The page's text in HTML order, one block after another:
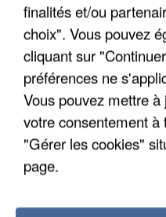
finalités et/ou
choix". Vous pouvez
cliquant sur
préférences ne
Vous pouvez mettre
votre consentement
"Gérer les cookies"
page.